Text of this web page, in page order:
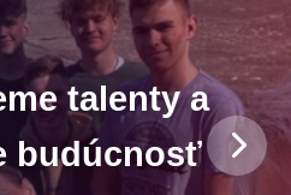
talenty a
budúcnosť